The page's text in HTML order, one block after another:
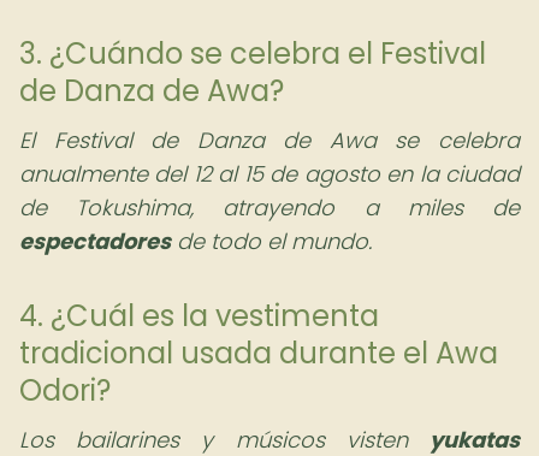
3. ¿Cuándo se celebra el Festival
de Danza de Awa?
El Festival de Danza de Awa se celebra
anualmente del 12 al 15 de agosto en la ciudad
de Tokushima, atrayendo a miles de
espectadoresde todo el mundo.
4. ¿Cuál es la vestimenta
tradicional usada durante el Awa
Odori?
Los bailarines y músicos visten yukatas